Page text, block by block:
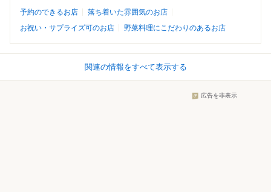
予約のできるお店
落ち着いた雰囲気のお店
お祝い・サプライズ可のお店
野菜料理にこだわりのあるお店
関連の情報をすべて表示する
広告を非表示